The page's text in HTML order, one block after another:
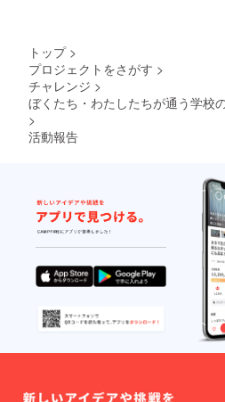
トップ >
プロジェクトをさがす >
チャレンジ >
ぼくたち・わたしたちが通う学校
>
活動報告